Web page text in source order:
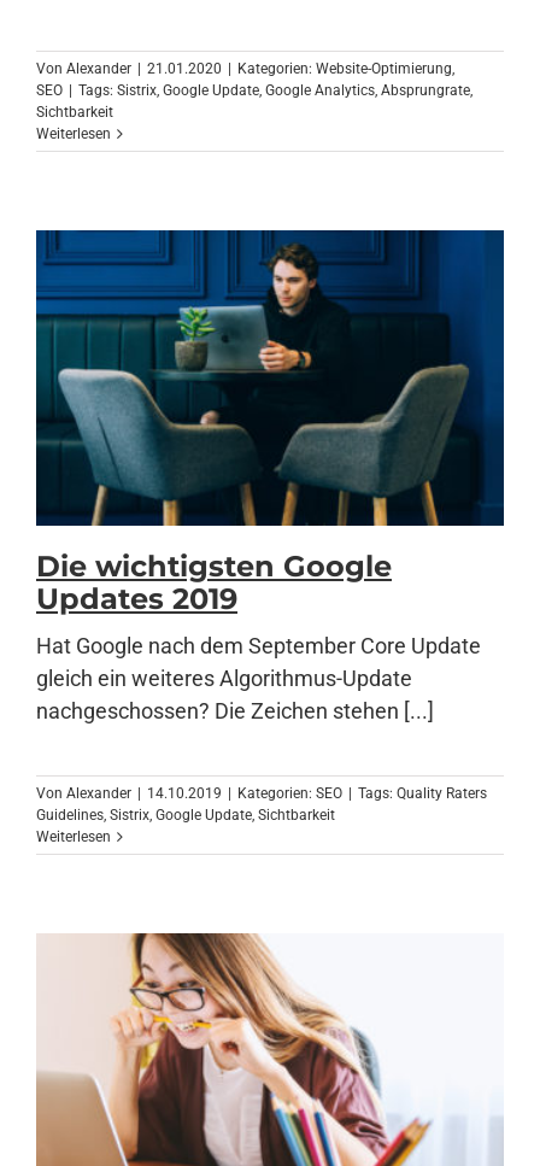
Von Alexander | 21.01.2020 | Kategorien: Website-Optimierung
SEO | Tags: Sistrix Google Update Google Analytics Absprungrate
Sichtbarkeit
Weiterlesen
Die wichtigsten Google
Updates 2019
Hat Google nach dem September Core Update
gleich ein weiteres Algorithmus-Update
nachgeschossen? Die Zeichen stehen [...]
Von Alexander | 14.10.2019 | Kategorien: SEO | Tags: Quality Raters
Guidelines Sistrix Google Update Sichtbarkeit
Weiterlesen